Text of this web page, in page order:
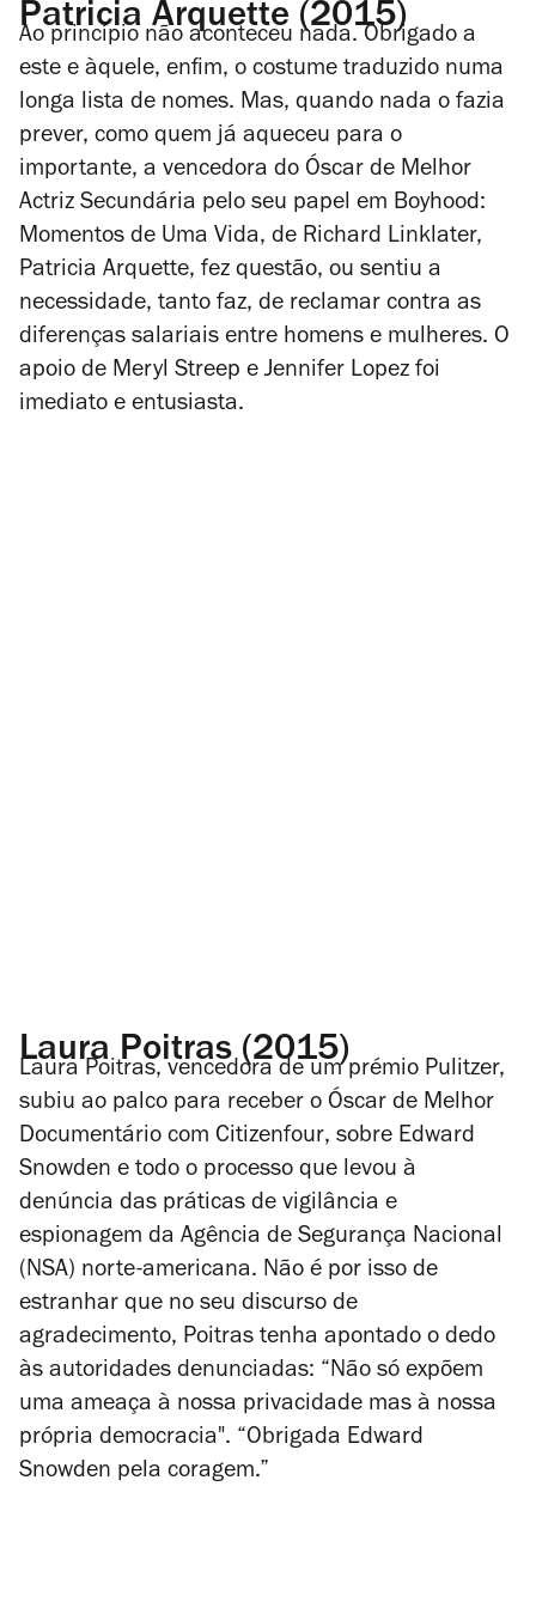
Patricia Arquette (2015)
Ao princípio não aconteceu nada. Obrigado a
este e àquele, enfim, o costume traduzido numa
longa lista de nomes. Mas, quando nada o fazia
prever, como quem já aqueceu para o
importante, a vencedora do Óscar de Melhor
Actriz Secundária pelo seu papel em Boyhood:
Momentos de Uma Vida, de Richard Linklater,
Patricia Arquette, fez questão, ou sentiu a
necessidade, tanto faz, de reclamar contra as
diferenças salariais entre homens e mulheres. O
apoio de Meryl Streep e Jennifer Lopez foi
imediato e entusiasta.
Laura Poitras (2015)
Laura Poitras, vencedora de um prémio Pulitzer,
subiu ao palco para receber o Óscar de Melhor
Documentário com Citizenfour, sobre Edward
Snowden e todo o processo que levou à
denúncia das práticas de vigilância e
espionagem da Agência de Segurança Nacional
(NSA) norte-americana. Não é por isso de
estranhar que no seu discurso de
agradecimento, Poitras tenha apontado o dedo
às autoridades denunciadas: “Não só expõem
uma ameaça à nossa privacidade mas à nossa
própria democracia". “Obrigada Edward
Snowden pela coragem.”